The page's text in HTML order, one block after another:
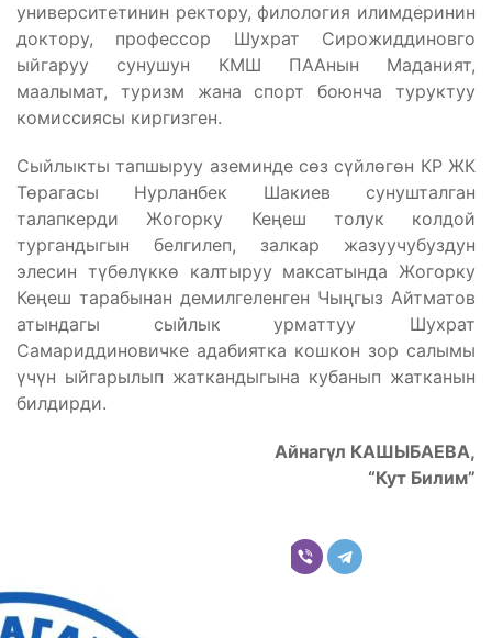
университетинин ректору, филология илимдеринин
доктору, профессор Шухрат Сирожиддиновго
ыйгаруу сунушун КМШ ПААнын Маданият,
маалымат, туризм жана спорт боюнча туруктуу
комиссиясы киргизген.
Сыйлыкты тапшыруу аземинде сөз сүйлөгөн КР ЖК
Төрагасы Нурланбек Шакиев сунушталган
талапкерди Жогорку Кеңеш толук колдой
тургандыгын белгилеп, залкар жазуучубуздун
элесин түбөлүккө калтыруу максатында Жогорку
Кеңеш тарабынан демилгеленген Чыңгыз Айтматов
атындагы сыйлык урматтуу Шухрат
Самариддиновичке адабиятка кошкон зор салымы
үчүн ыйгарылып жаткандыгына кубанып жатканын
билдирди.
Айнагүл КАШЫБАЕВА,
“Кут Билим”
Комментарийлер